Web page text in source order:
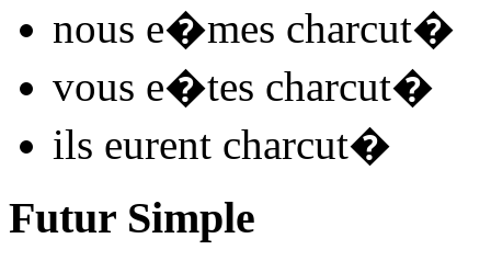
nous e�mes charcut�
vous e�tes charcut�
ils eurent charcut�
Futur Simple